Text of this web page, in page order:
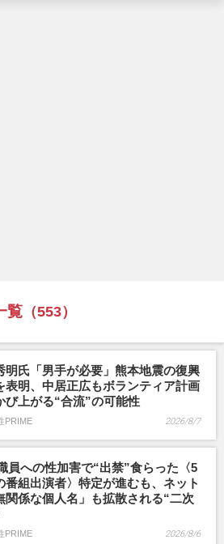
覧 （553）
明氏「男手が必要」熊本地震の復興
表明、中居正広もボランティア計画
び上がる“合流”の可能性
PRIME 2026/8/7
員への性加害で“出禁”食らった〈5
番組出演者〉特定が進むも、ネット
関係な個人名」も拡散される“二次
PRIME 2026/8/6